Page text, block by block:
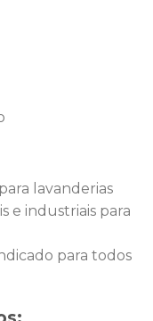
lavanderias
e industriais para
para todos